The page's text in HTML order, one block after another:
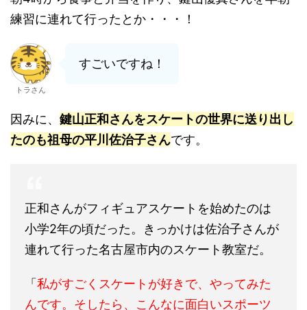
練習に連れて行ったとか・・・！
トラさん
すごいですね！
因みに、 鍵山正和さんをスケートの世界に送り出し
たのも祖母の平川佐治子さんです。
正和さんがフィギュアスケートを始めたのは
小学2年の頃だった。きっかけは佐治子さんが
連れて行った名古屋市内のスケート教室だ。
「 私がすごくスケートが好きで、やってみた
んです。そしたら、こんなに面白いスポーツ